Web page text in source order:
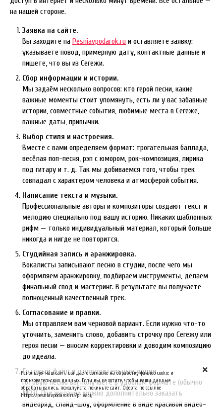
на нашей стороне.
Заявка на сайте.
Вы заходите на Pesniavpodarok.ru и оставляете заявку:
указываете повод, примерную дату, контактные данные и
пишете, что вы из Сегежи.
Сбор информации и истории.
Мы задаём несколько вопросов: кто герой песни, какие
важные моменты стоит упомянуть, есть ли у вас забавные
истории, совместные события, любимые места в Сегеже,
важные даты, привычки.
Выбор стиля и настроения.
Вместе с вами определяем формат: трогательная баллада,
весёлая поп-песня, рэп с юмором, рок-композиция, лирика
под гитару и т. д. Так мы добиваемся того, чтобы трек
совпадал с характером человека и атмосферой события.
Написание текста и музыки.
Профессиональные авторы и композиторы создают текст и
мелодию специально под вашу историю. Никаких шаблонных
рифм — только индивидуальный материал, который больше
никогда и нигде не повторится.
Студийная запись и аранжировка.
Вокалисты записывают песню в студии, после чего мы
оформляем аранжировку, подбираем инструменты, делаем
финальный свод и мастеринг. В результате вы получаете
полноценный качественный трек.
Согласование и правки.
Мы отправляем вам черновой вариант. Если нужно что-то
уточнить, заменить слово, добавить строчку про Сегежу или
героя песни — вносим корректировки и доводим композицию
до идеала.
Готовый файл и дополнительные опции.
Готовую песню вы получаете в удобном формате (обычно
MP3). При желании можно дополнительно заказать
видеоряд, слайд-шоу, оформление в виде красивой видео-
Используя наш сайт, вы даете согласие на обработку файлов cookie и
пользовательских данных. Если вы не хотите, чтобы ваши данные
обрабатывались, пожалуйста покиньте сайт. Оферта по ссылке
https://pesniavpodarok.ru/privacy